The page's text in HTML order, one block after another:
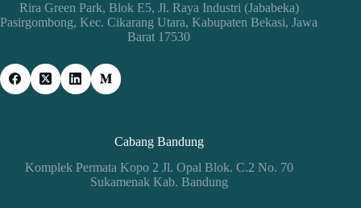
Rira Green Park, Blok E5, Jl. Raya Industri (Jababeka)
Pasirgombong, Kec. Cikarang Utara, Kabupaten Bekasi, Jawa
Barat 17530
Cabang Bandung
Komplek Permata Kopo 2 Jl. Opal Blok. C.2 No. 70
Sukamenak Kab. Bandung